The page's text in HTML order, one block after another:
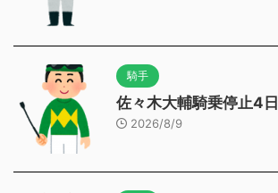
騎手
佐々木大輔騎乗停止4日
2026/8/9